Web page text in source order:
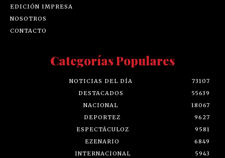
EDICIÓN IMPRESA
NOSOTROS
CONTACTO
Categorías Populares
NOTICIAS DEL DÍA
73107
DESTACADOS
55639
NACIONAL
18067
DEPORTEZ
9627
ESPECTÁCULOZ
9581
EZENARIO
6849
INTERNACIONAL
5943